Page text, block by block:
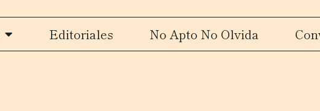
Editoriales No Apto No Olvida